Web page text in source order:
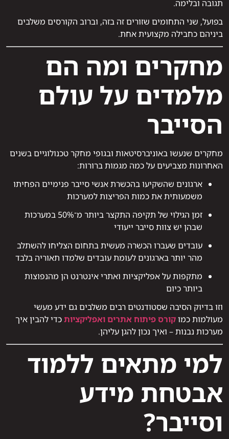
תגובה ובלימה.
בפועל, שני התחומים שזורים זה בזה, וברוב הקורסים משלבים
ביניהם כחבילה מקצועית אחת.
מחקרים ומה הם
מלמדים על עולם
הסייבר
מחקרים שנעשו באוניברסיטאות ובגופי מחקר טכנולוגיים בשנים
האחרונות מצביעים על כמה מגמות ברורות:
ארגונים שהשקיעו בהכשרת אנשי סייבר פנימיים הפחיתו
משמעותית את כמות הפריצות למערכות
זמן הגילוי של תקיפה התקצר ביותר מ־50% במערכות
שבהן יש צוות סייבר ייעודי
עובדים שעברו הכשרה מעשית בתחום הצליחו להשתלב
מהר יותר בארגונים לעומת עובדים שלמדו תאוריה בלבד
מתקפות על אפליקציות ואתרי אינטרנט הן מהנפוצות
ביותר כיום
וזו בדיוק הסיבה שסטודנטים רבים משלבים גם ידע מעשי
מעולמות כמוקורס פיתוח אתרים ואפליקציותכדי להבין איך
מערכות נבנות – ואיך נכון להגן עליהן.
למי מתאים ללמוד
אבטחת מידע
וסייבר?